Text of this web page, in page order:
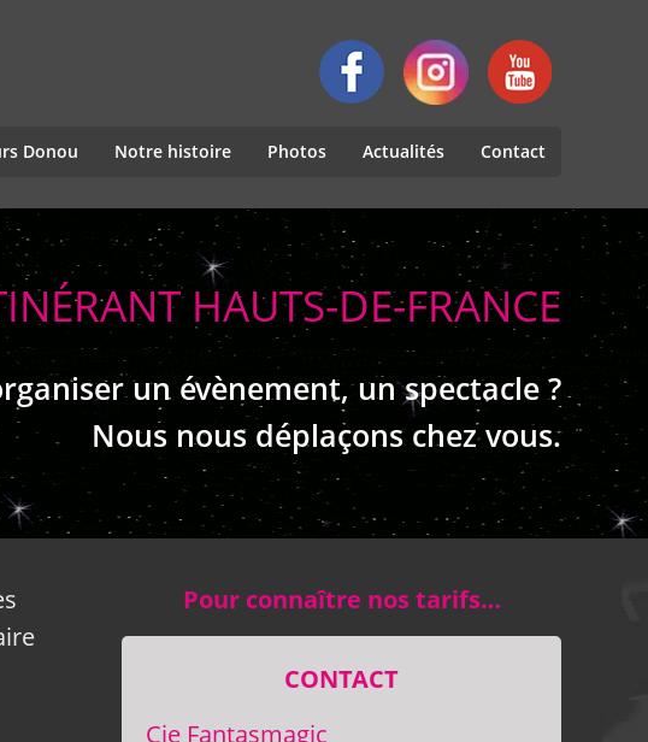
Donou Notre histoire Photos Actualités Contact
HAUTS-DE-FRANCE
un évènement, un spectacle ?
Nous nous déplaçons chez vous.
Pour connaître nos tarifs…
CONTACT
Cie Fantasmagic